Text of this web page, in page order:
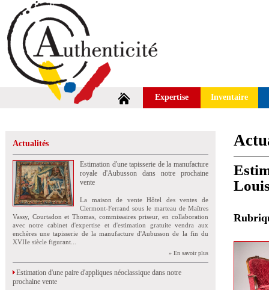
Expertise Inventaire
Actualités
Estimation d'une tapisserie de la manufacture
royale d'Aubusson dans notre prochaine
vente
La maison de vente Hôtel des ventes de
Clermont-Ferrand sous le marteau de Maîtres
Vassy, Courtadon et Thomas, commissaires priseur, en collaboration
avec notre cabinet d'expertise et d'estimation gratuite vendra aux
enchères une tapisserie de la manufacture d'Aubusson de la fin du
XVIIe siècle figurant...
» En savoir plus
Estimation d'une paire d'appliques néoclassique dans notre
prochaine vente